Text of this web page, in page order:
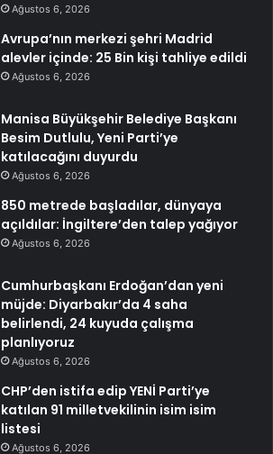
Ağustos 6, 2026
Avrupa’nın merkezi şehri Madrid
alevler içinde: 25 Bin kişi tahliye edildi
Ağustos 6, 2026
Manisa Büyükşehir Belediye Başkanı
Besim Dutlulu, Yeni Parti’ye
katılacağını duyurdu
Ağustos 6, 2026
850 metrede başladılar, dünyaya
açıldılar: İngiltere’den talep yağıyor
Ağustos 6, 2026
Cumhurbaşkanı Erdoğan’dan yeni
müjde: Diyarbakır’da 4 saha
belirlendi, 24 kuyuda çalışma
planlıyoruz
Ağustos 6, 2026
CHP’den istifa edip YENİ Parti’ye
katılan 91 milletvekilinin isim isim
listesi
Ağustos 6, 2026